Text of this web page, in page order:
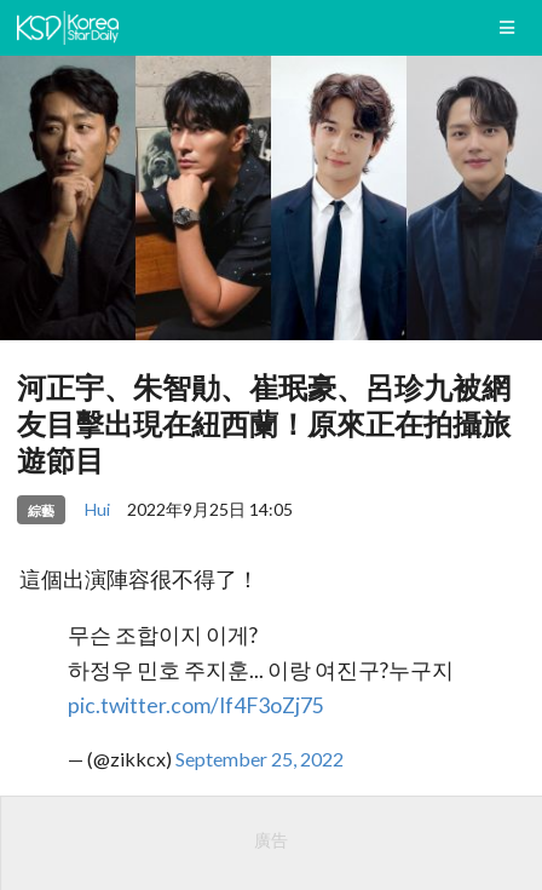
河正宇、朱智勛、崔珉豪、呂珍九被網
友目擊出現在紐西蘭！原來正在拍攝旅
遊節目
綜藝 Hui 2022年9月25日 14:05
這個出演陣容很不得了！
무슨 조합이지 이게?
하정우 민호 주지훈... 이랑 여진구?누구지
pic.twitter.com/If4F3oZj75
— (@zikkcx)September 25, 2022
廣告